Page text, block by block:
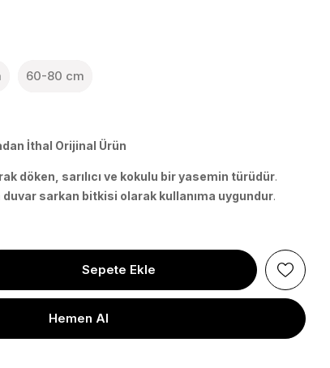
60-80 cm
İthal Orijinal Ürün
döken, sarılıcı ve kokulu bir yasemin türüdür.
sarkan bitkisi olarak kullanıma uygundur.